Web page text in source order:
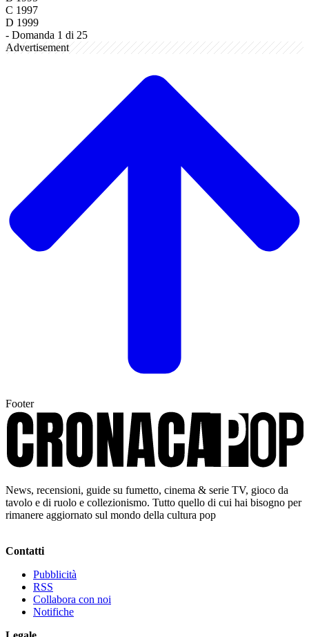
C 1997
D 1999
- Domanda 1 di 25
Advertisement
Footer
News, recensioni, guide su fumetto, cinema & serie TV, gioco da
tavolo e di ruolo e collezionismo. Tutto quello di cui hai bisogno per
rimanere aggiornato sul mondo della cultura pop
Contatti
Pubblicità
RSS
Collabora con noi
Notifiche